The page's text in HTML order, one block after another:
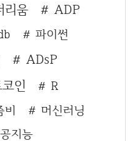
리움 ADP
파이썬
ADsP
인
R
비
머신러닝
지능